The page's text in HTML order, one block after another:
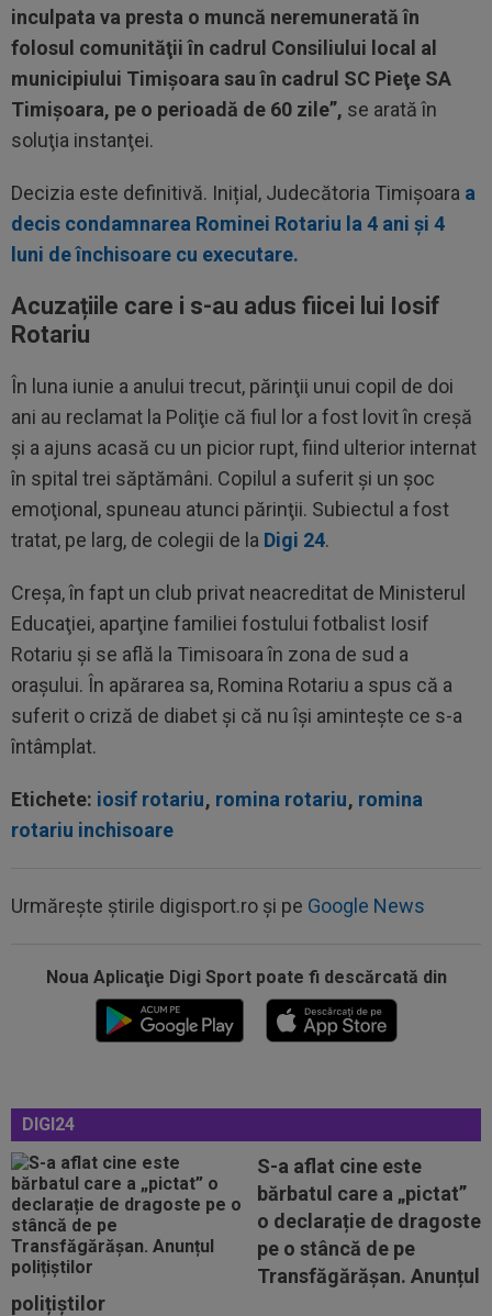
inculpata va presta o muncă neremunerată în
folosul comunităţii în cadrul Consiliului local al
municipiului Timişoara sau în cadrul SC Pieţe SA
Timişoara, pe o perioadă de 60 zile”, se arată în
soluţia instanţei.
Decizia este definitivă. Inițial, Judecătoria Timișoara a
decis condamnarea Rominei Rotariu la 4 ani și 4
luni de închisoare cu executare.
Acuzațiile care i s-au adus fiicei lui Iosif
Rotariu
În luna iunie a anului trecut, părinţii unui copil de doi
ani au reclamat la Poliţie că fiul lor a fost lovit în creşă
şi a ajuns acasă cu un picior rupt, fiind ulterior internat
în spital trei săptămâni. Copilul a suferit şi un şoc
emoţional, spuneau atunci părinţii. Subiectul a fost
tratat, pe larg, de colegii de la Digi 24.
Creşa, în fapt un club privat neacreditat de Ministerul
Educaţiei, aparţine familiei fostului fotbalist Iosif
Rotariu şi se află la Timisoara în zona de sud a
oraşului. În apărarea sa, Romina Rotariu a spus că a
suferit o criză de diabet şi că nu îşi aminteşte ce s-a
întâmplat.
Etichete: iosif rotariu, romina rotariu, romina
rotariu inchisoare
Urmărește știrile digisport.ro și pe Google News
Noua Aplicaţie Digi Sport poate fi descărcată din
DIGI24
S-a aflat cine este
bărbatul care a „pictat”
o declarație de dragoste
pe o stâncă de pe
Transfăgărășan. Anunțul
polițiștilor
LIVE VIDEO&TEXT
UTA - Rapid 0-0, ACUM,
pe Digi Sport 1. Se joacă pe o ploaie torențială la Arad!
20:34
S-a decis! Pleacă de la Barcelona, după doar
un singur sezon
20:32
A simțit că ”MM Stoica vrea să-l păcălească” și
acum e în fața unui contract...
20:02 VIDEO
Unirea Slobozia - Gloria Bistrița 0-3 |
Scorul final a fost stabilit de o...